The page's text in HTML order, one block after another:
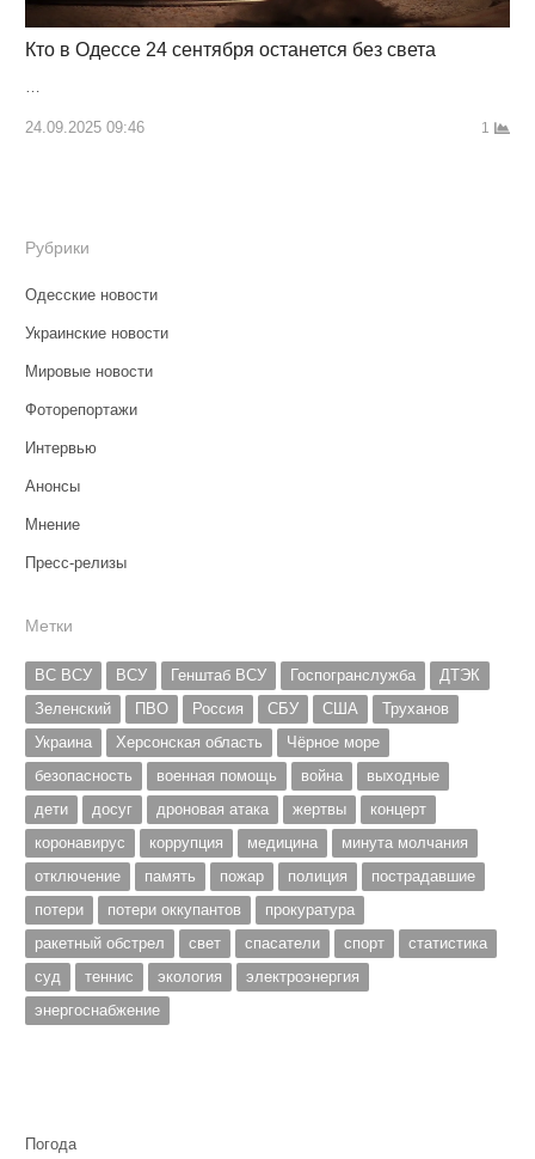
Кто в Одессе 24 сентября останется без света
24.09.2025 09:46 1
Рубрики
Одесские новости
Украинские новости
Мировые новости
Фоторепортажи
Интервью
Анонсы
Мнение
Пресс-релизы
Метки
ВС ВСУ ВСУ Генштаб ВСУ Госпогранслужба
ДТЭК
Зеленский
ПВО Россия СБУ США
Труханов
Украина
Херсонская область
Чёрное море
безопасность
военная помощь война
выходные
дети
досуг дроновая атака жертвы
концерт
коронавирус
коррупция медицина
минута молчания
отключение
память пожар полиция
пострадавшие
потери
потери оккупантов
прокуратура
ракетный обстрел
свет спасатели спорт
статистика
суд
теннис экология
электроэнергия
энергоснабжение
Погода